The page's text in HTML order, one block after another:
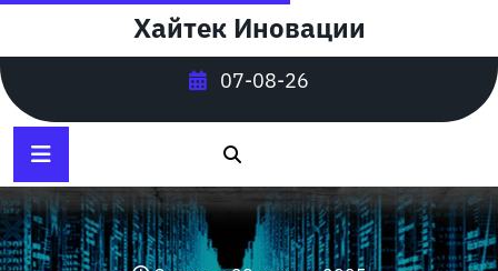
содержимому
Хайтек Иновации
07-08-26